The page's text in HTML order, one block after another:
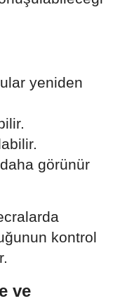
yeniden
görünür
kontrol
ve